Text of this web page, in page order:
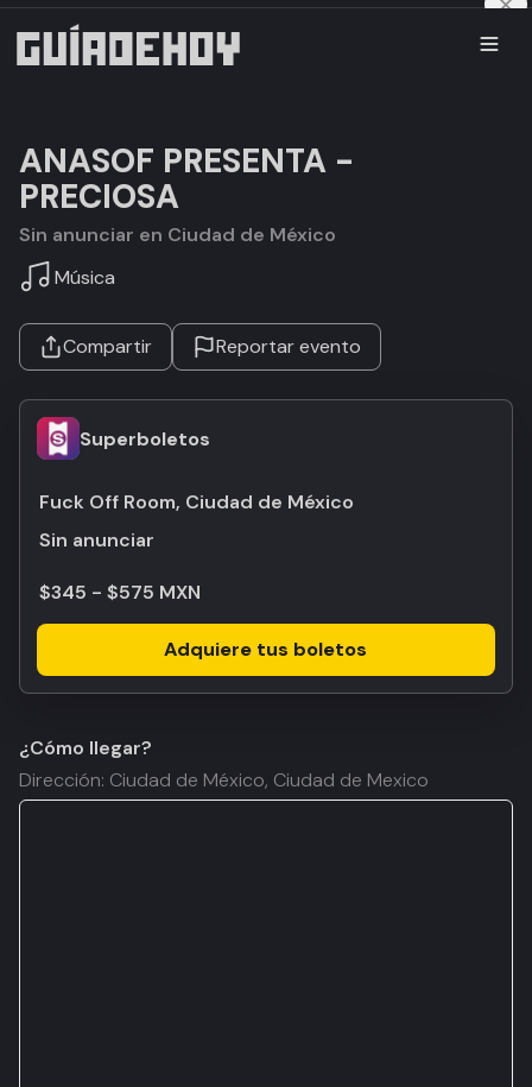
ANASOF PRESENTA -
PRECIOSA
Sin anunciar en Ciudad de México
Música
Compartir Reportar evento
Superboletos
Fuck Off Room, Ciudad de México
Sin anunciar
$345 - $575 MXN
Adquiere tus boletos
¿Cómo llegar?
Dirección: Ciudad de México, Ciudad de Mexico